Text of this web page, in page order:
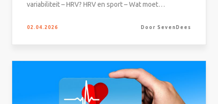
variabiliteit – HRV? HRV en sport – Wat moet…
02.04.2026 Door SevenDees